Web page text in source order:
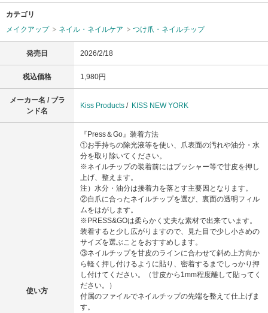
カテゴリ
メイクアップ
ネイル・ネイルケア つけ爪・ネイルチップ
発売日 2026/2/18
税込価格 1,980円
メーカー名 / ブラ
ンド名
Kiss Products / KISS NEW YORK
使い方
『Press＆Go』装着方法
①お手持ちの除光液等を使い、爪表面の汚れや油分・水
分を取り除いてください。
※ネイルチップの装着前にはプッシャー等で甘皮を押し
上げ、整えます。
注）水分・油分は接着力を落とす主要因となります。
②自爪に合ったネイルチップを選び、裏面の透明フィル
ムをはがします。
※PRESS&GOは柔らかく丈夫な素材で出来ています。
装着すると少し広がりますので、見た目で少し小さめの
サイズを選ぶことをおすすめします。
③ネイルチップを甘皮のラインに合わせて斜め上方向か
ら軽く押し付けるように貼り、密着するまでしっかり押
し付けてください。（甘皮から1mm程度離して貼ってく
ださい。）
付属のファイルでネイルチップの先端を整えて仕上げま
す。